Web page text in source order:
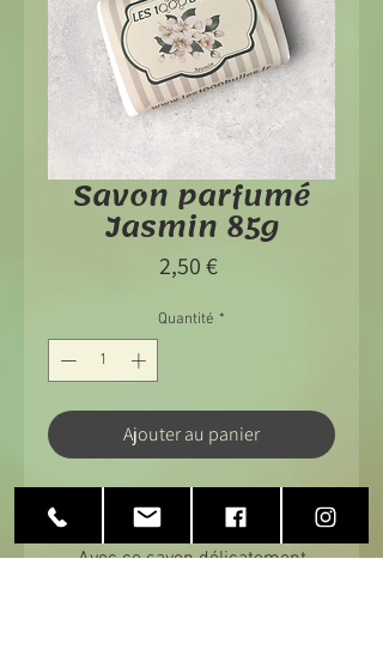
Savon parfumé
Jasmin 85g
2,50 €Prix
Quantité *
Ajouter au panier
Savon parfumé Jasmin 85g
Avec ce savon délicatement